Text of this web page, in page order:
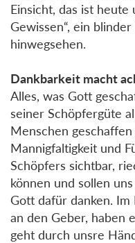
Einsicht, das ist heute
Gewissen“, ein
hinwegsehen.
Dankbarkeit macht
Alles, was Gott
seiner Schöpfergüte
Menschen
Mannigfaltigkeit und
Schöpfers sichtbar,
können und sollen
Gott dafür danken.
an den Geber, haben
geht durch unsre